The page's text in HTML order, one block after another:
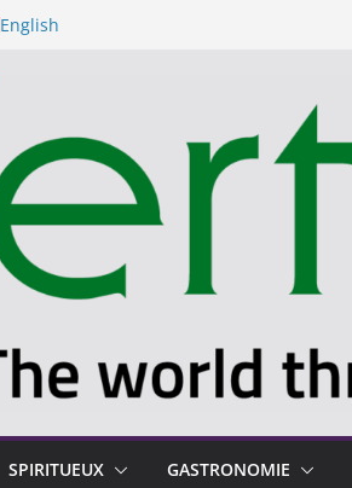
English
SPIRITUEUX GASTRONOMIE